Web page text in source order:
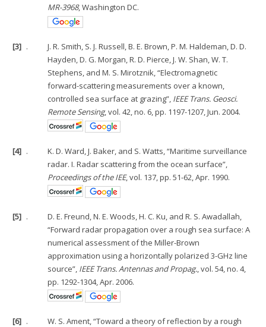
MR-3968, Washington DC.
[3] .
J. R. Smith, S. J. Russell, B. E. Brown, P. M. Haldeman, D. D.
Hayden, D. G. Morgan, R. D. Pierce, J. W. Shan, W. T.
Stephens, and M. S. Mirotznik, “Electromagnetic
forward-scattering measurements over a known,
controlled sea surface at grazing”, IEEE Trans. Geosci.
Remote Sensing, vol. 42, no. 6, pp. 1197-1207, Jun. 2004.
[4] .
K. D. Ward, J. Baker, and S. Watts, “Maritime surveillance
radar. I. Radar scattering from the ocean surface”,
Proceedings of the IEE, vol. 137, pp. 51-62, Apr. 1990.
[5] .
D. E. Freund, N. E. Woods, H. C. Ku, and R. S. Awadallah,
“Forward radar propagation over a rough sea surface: A
numerical assessment of the Miller-Brown
approximation using a horizontally polarized 3-GHz line
source”, IEEE Trans. Antennas and Propag., vol. 54, no. 4,
pp. 1292-1304, Apr. 2006.
[6] .
W. S. Ament, “Toward a theory of reflection by a rough